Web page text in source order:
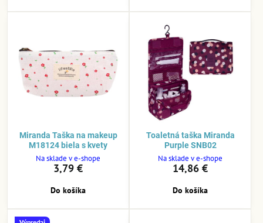
Miranda Taška na makeup
M18124 biela s kvety
Na sklade v e-shope
3,79 €
Do košíka
Toaletná taška Miranda
Purple SNB02
Na sklade v e-shope
14,86 €
Do košíka